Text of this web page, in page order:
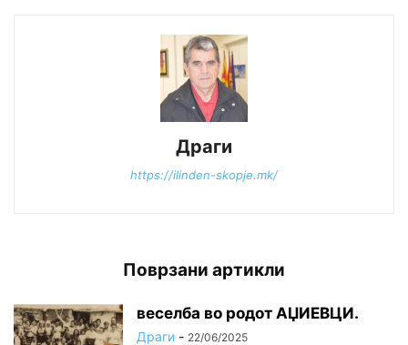
Драги
https://ilinden-skopje.mk/
Поврзани артикли
веселба во родот АЏИЕВЦИ.
Драги - 22/06/2025